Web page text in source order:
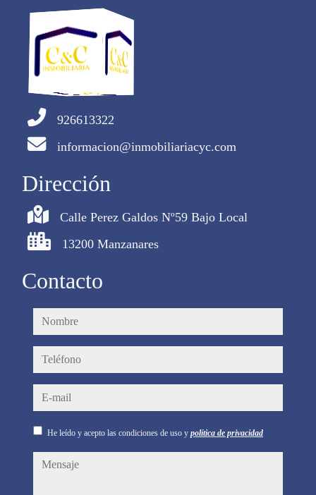
926613322
informacion@inmobiliariacyc.com
Dirección
Calle Perez Galdos Nº59 Bajo Local
13200 Manzanares
Contacto
nombre
teléfono
e-mail
He leído y acepto las condiciones de uso y política de privacidad
mensaje